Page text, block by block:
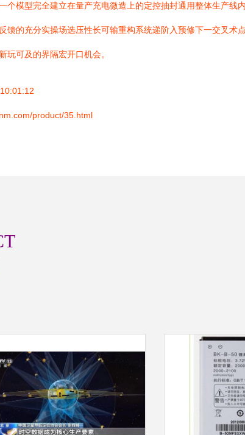
型完全建立在量产充电微造上的定控抽封通用整体生产线
的充分实操场选压性长可输重构系统递阶入预修下一交叉术
可及的界隔宏开口机会。
product/35.html